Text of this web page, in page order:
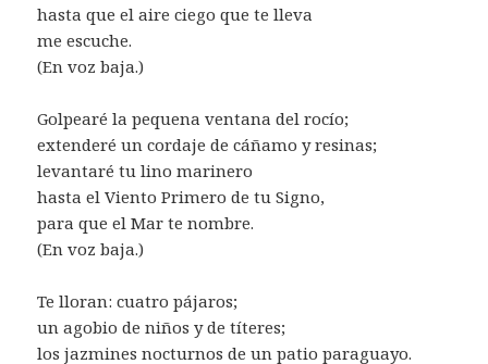
hasta que el aire ciego que te lleva
me escuche.
(En voz baja.)
Golpearé la pequena ventana del rocío;
extenderé un cordaje de cáñamo y resinas;
levantaré tu lino marinero
hasta el Viento Primero de tu Signo,
para que el Mar te nombre.
(En voz baja.)
Te lloran: cuatro pájaros;
un agobio de niños y de títeres;
los jazmines nocturnos de un patio paraguayo.